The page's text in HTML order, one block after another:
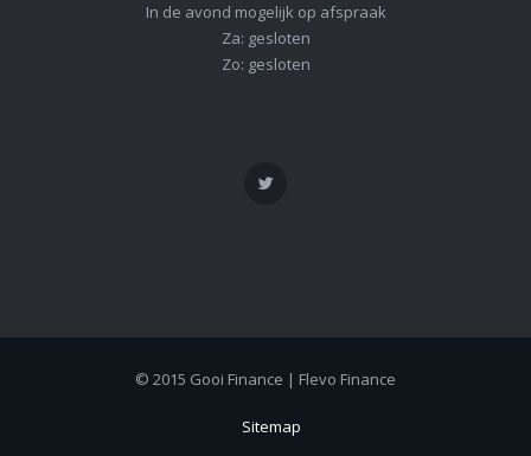
In de avond mogelijk op afspraak
Za: gesloten
Zo: gesloten
© 2015 Gooi Finance | Flevo Finance
Sitemap